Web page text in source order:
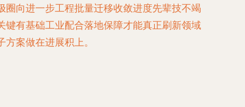
向进一步工程批量迁移收敛进度先辈技不竭
有基础工业配合落地保障才能真正刷新领域
案做在进展积上。